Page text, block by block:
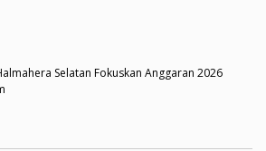
Selatan Fokuskan Anggaran 2026